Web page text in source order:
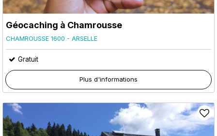
Géocaching à Chamrousse
CHAMROUSSE 1600 - ARSELLE
Gratuit
Plus d'informations